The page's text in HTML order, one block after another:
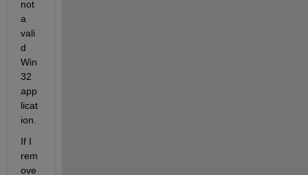
not
a
vali
d
Win
32
app
licat
ion.
If I
rem
ove